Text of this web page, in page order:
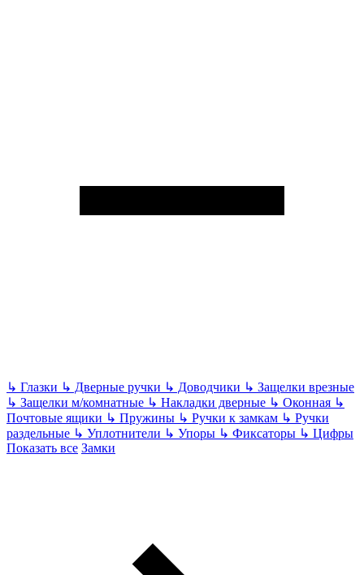
↳ Глазки ↳ Дверные ручки ↳ Доводчики ↳ Защелки врезные
↳ Защелки м/комнатные ↳ Накладки дверные ↳ Оконная ↳
Почтовые ящики ↳ Пружины ↳ Ручки к замкам ↳ Ручки
раздельные ↳ Уплотнители ↳ Упоры ↳ Фиксаторы ↳ Цифры
Показать все Замки